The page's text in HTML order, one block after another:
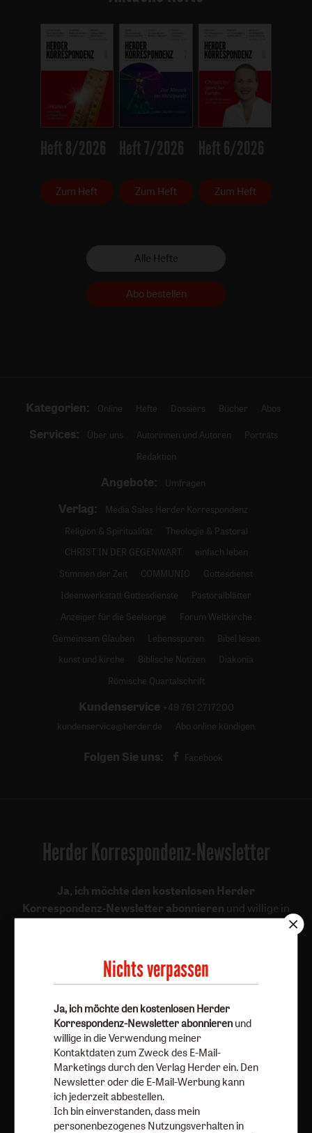
Heft 8/2026
Zum Heft
Heft 7/2026
Zum Heft
Heft 6/2026
Zum Heft
Alle Hefte
Abo bestellen
Kategorien: Online Hefte Dossiers Bücher Abos
Services: Über uns Autorinnen und Autoren
Porträts
Redaktion
Angebote: Umfragen
Verlag:
Media Sales Herder Korrespondenz
Religion & Spiritualität
Theologie & Pastoral
CHRIST IN DER GEGENWART
einfach leben
Stimmen der Zeit
COMMUNIO
Gottesdienst
Ideenwerkstatt Gottesdienste
Pastoralblätter
Anzeiger für die Seelsorge
Forum Weltkirche
Gemeinsam Glauben
Lebensspuren
Bibel lesen
kunst und kirche
Biblische Notizen
Diakonia
Römische Quartalschrift
Kundenservice +49 761 2717200
kundenservice@herder.de
Abo online kündigen
Folgen Sie uns: Facebook
Herder Korrespondenz-Newsletter
Ja, ich möchte den kostenlosen Herder
Korrespondenz-Newsletter abonnieren und willige in
die Verwendung meiner Kontaktdaten zum Zweck des E-
Newsletter oder die E-Mail-Werbung kann ich jederzeit
abbestellen.
Nutzungsverhalten in Newsletter und E-Mail-Werbung
erfasst und ausgewertet wird, um die Inhalte besser auf
meine Interessen auszurichten. Über einen Link in
Newsletter oder E-Mail kann ich diese Funktion jederzeit
ausschalten.
Weiterführende Informationen finden Sie in unseren
Datenschutzhinweisen
Nichts verpassen
Ja, ich möchte den kostenlosen Herder
Korrespondenz-Newsletter abonnieren und
willige in die Verwendung meiner
Kontaktdaten zum Zweck des E-Mail-
Marketings durch den Verlag Herder ein. Den
Newsletter oder die E-Mail-Werbung kann
ich jederzeit abbestellen.
Ich bin einverstanden, dass mein
personenbezogenes Nutzungsverhalten in